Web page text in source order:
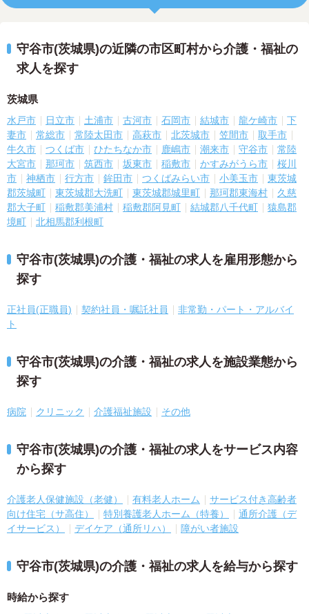
守谷市(茨城県)の近隣の市区町村から介護・福祉の
求人を探す
茨城県
水戸市 日立市 土浦市 古河市 石岡市 結城市 龍ケ崎市
下
妻市
常総市 常陸太田市 高萩市 北茨城市 笠間市
取手市
牛久市
つくば市 ひたちなか市 鹿嶋市 潮来市 守谷市
常陸
大宮市
那珂市 筑西市 坂東市 稲敷市 かすみがうら市
桜川
市
神栖市 行方市 鉾田市 つくばみらい市 小美玉市
東茨城
郡茨城町
東茨城郡大洗町 東茨城郡城里町 那珂郡東海村
久慈
郡大子町
稲敷郡美浦村 稲敷郡阿見町 結城郡八千代町
猿島郡
境町
北相馬郡利根町
守谷市(茨城県)の介護・福祉の求人を雇用形態から
探す
正社員(正職員) 契約社員・嘱託社員
非常勤・パート・アルバイ
ト
守谷市(茨城県)の介護・福祉の求人を施設業態から
探す
病院 クリニック 介護福祉施設 その他
守谷市(茨城県)の介護・福祉の求人をサービス内容
から探す
介護老人保健施設（老健） 有料老人ホーム
サービス付き高齢者
向け住宅（サ高住）
特別養護老人ホーム（特養）
通所介護（デ
イサービス）
デイケア（通所リハ） 障がい者施設
守谷市(茨城県)の介護・福祉の求人を給与から探す
時給から探す